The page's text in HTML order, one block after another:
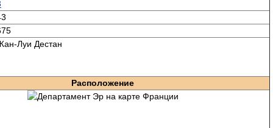
Луи Дестан
Расположение